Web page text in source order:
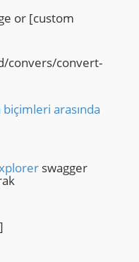
or [custom
convers/convert-
arasında
swagger